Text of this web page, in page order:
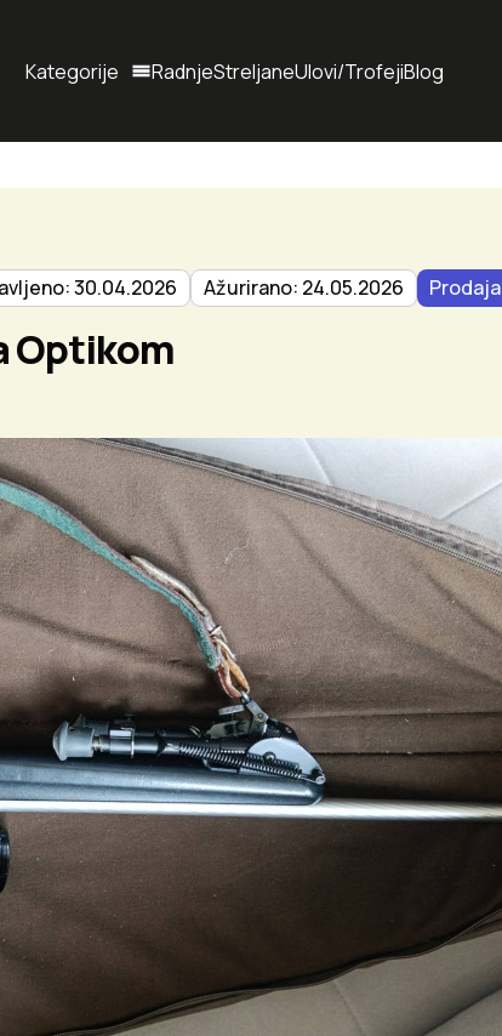
currency: BAM
Kategorije RadnjeStreljaneUlovi/TrofejiBlog
30.04.2026 Ažurirano: 24.05.2026 Prodaja
Optikom